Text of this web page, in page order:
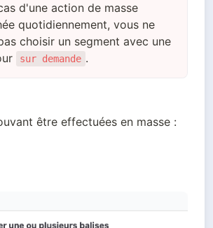
d'une action de masse
quotidiennement, vous ne
choisir un segment avec une
sur demande .
être effectuées en masse :